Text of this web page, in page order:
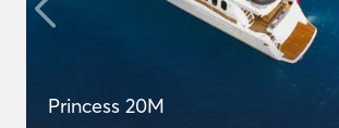
Princess 20M